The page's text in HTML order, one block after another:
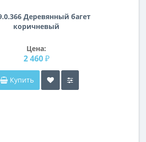
Деревянный багет
коричневый
Цена:
2 460 ₽
Купить